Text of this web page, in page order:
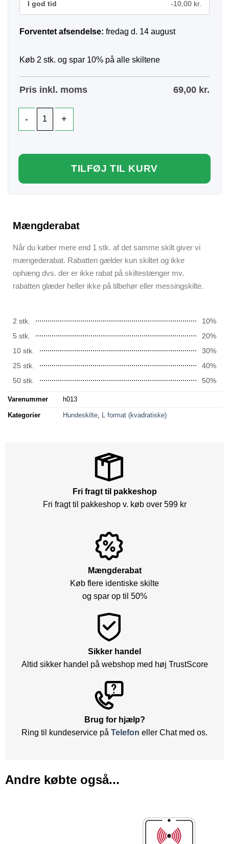
I god tid -10,00 kr.
Forventet afsendelse: fredag d. 14 august
Køb 2 stk. og spar 10% på alle skiltene
Pris inkl. moms 69,00 kr.
TILFØJ TIL KURV
Mængderabat
Når du køber mere end 1 stk. af det samme skilt giver vi
mængederabat. Rabatten gælder kun skiltet og ikke
ophæng dvs. der er ikke rabat på skiltestænger mv.
rabatten glæder heller ikke på tilbehør eller messingskilte.
2 stk.
10%
5 stk.
20%
10 stk.
30%
25 stk.
40%
50 stk.
50%
Varenummer h013
Kategorier Hundeskilte, L format (kvadratiske)
Fri fragt til pakkeshop
Fri fragt til pakkeshop v. køb over 599 kr
Mængderabat
Køb flere identiske skilte
og spar op til 50%
Sikker handel
Altid sikker handel på webshop med høj TrustScore
Brug for hjælp?
Ring til kundeservice på Telefon eller Chat med os.
Andre købte også...